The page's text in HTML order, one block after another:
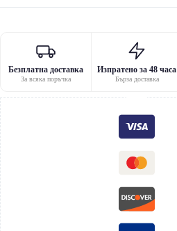
Безплатна доставка
За всяка поръчка
Изпратено за 48 часа
Бърза доставка